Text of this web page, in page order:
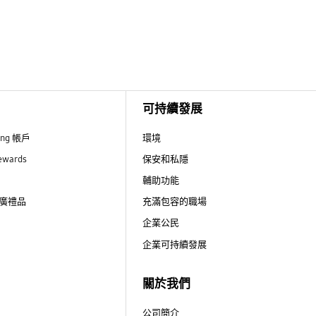
帳戶
禮品
可持續發展
環境
保安和私隱
輔助功能
充滿包容的職場
企業公民
企業可持續發展
關於我們
公司簡介